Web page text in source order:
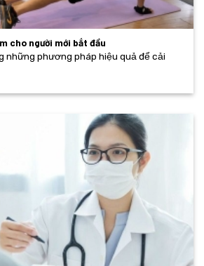
cho người mới bắt đầu
những phương pháp hiệu quả để cải